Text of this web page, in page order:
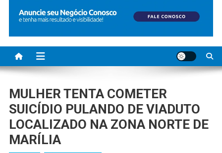
MULHER TENTA COMETER
SUICÍDIO PULANDO DE VIADUTO
LOCALIZADO NA ZONA NORTE DE
MARÍLIA